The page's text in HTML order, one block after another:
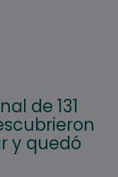
de 131
y quedó